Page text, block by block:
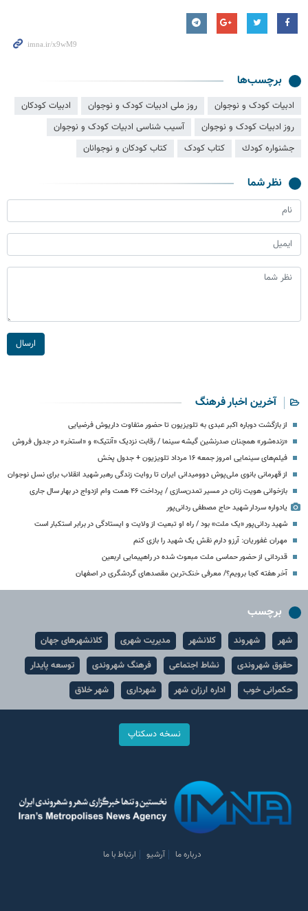
برچسب‌ها
ادبیات کودک و نوجوان روز ملی ادبیات کودک و نوجوان
ادبیات کودکان
روز ادبیات کودک و نوجوان
آسیب شناسی ادبیات کودک و نوجوان
جشنواره كودك
کتاب کودک کتاب کودکان و نوجوانان
نظر شما
ارسال
آخرین اخبار فرهنگ
از بازگشت دوباره اکبر عبدی به تلویزیون تا حضور متفاوت داریوش فرضیایی
«زنده‌شور» همچنان صدرنشین گیشه سینما / رقابت نزدیک «آنتیک» و «استخر» در جدول فروش
فیلم‌های سینمایی امروز جمعه ۱۶ مرداد تلویزیون + جدول پخش
از قهرمانی بانوی ملی‌پوش دوومیدانی ایران تا روایت زندگی رهبر شهید انقلاب برای نسل نوجوان
بازخوانی هویت زنان در مسیر تمدن‌سازی / پرداخت ۴۶ همت وام ازدواج در بهار سال جاری
یادواره سردار شهید حاج مصطفی ردانی‌پور
شهید ردانی‌پور «یک ملت» بود / راه او تبعیت از ولایت و ایستادگی در برابر استکبار است
مهران غفوریان: آرزو دارم نقش یک شهید را بازی کنم
قدردانی از حضور حماسی ملت مبعوث شده در راهپیمایی اربعین
آخر هفته کجا برویم؟/ معرفی خنک‌ترین مقصدهای گردشگری در اصفهان
برچسب
شهر شهروند کلانشهر مدیریت شهری
کلانشهرهای جهان
حقوق شهروندی
نشاط اجتماعی فرهنگ شهروندی
توسعه پایدار
حکمرانی خوب
اداره ارزان شهر شهرداری شهر خلاق
نسخه دسکتاپ
درباره ما آرشیو ارتباط با ما